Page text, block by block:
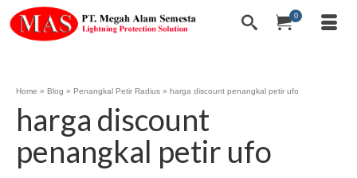
0
Home » Blog » Penangkal Petir Radius » harga discount penangkal petir ufo
harga discount
penangkal petir ufo